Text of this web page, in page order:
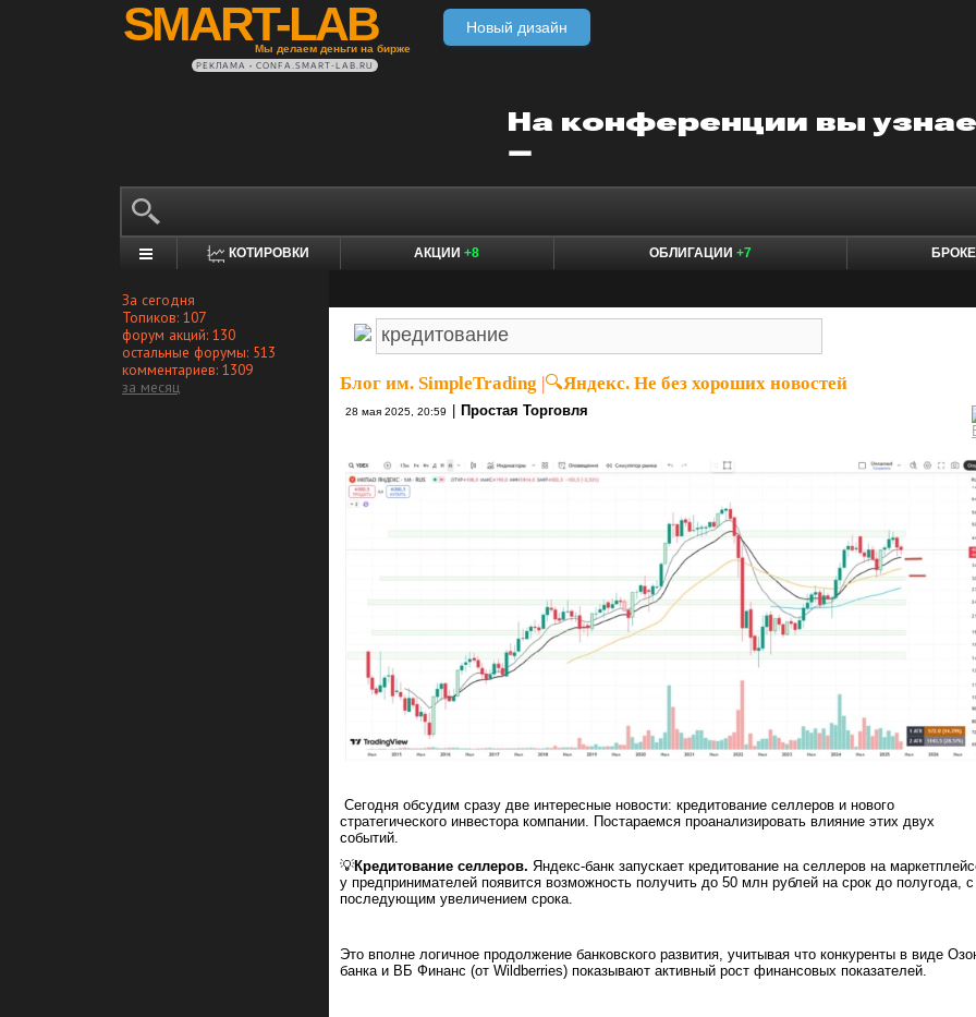
SMART-LAB
Мы делаем деньги на бирже
Новый дизайн
РЕКЛАМА • CONFA.SMART-LAB.RU
КОТИРОВКИ АКЦИИ +8 ОБЛИГАЦИИ +7
За сегодня
Топиков: 107
форум акций: 130
остальные форумы: 513
комментариев: 1309
за месяц
Блог им. SimpleTrading 🔍Яндекс. Не без хороших новостей
28 мая 2025, 20:59 Простая Торговля
Сегодня обсудим сразу две интересные новости: кредитование селлеров и нового
стратегического инвестора компании. Постараемся проанализировать влияние этих двух
событий.
💡Кредитование селлеров. Яндекс-банк запускает кредитование на селлеров на
у предпринимателей появится возможность получить до 50 млн рублей на срок до полугода, с
последующим увеличением срока.
Это вполне логичное продолжение банковского развития, учитывая что конкуренты в виде
банка и ВБ Финанс (от Wildberries) показывают активный рост финансовых показателей.